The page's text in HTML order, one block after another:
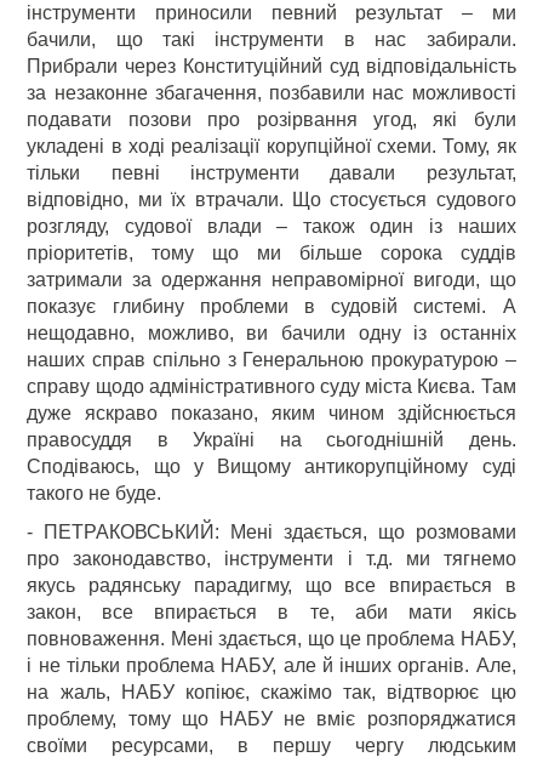
інструменти приносили певний результат – ми
бачили, що такі інструменти в нас забирали.
Прибрали через Конституційний суд відповідальність
за незаконне збагачення, позбавили нас можливості
подавати позови про розірвання угод, які були
укладені в ході реалізації корупційної схеми. Тому, як
тільки певні інструменти давали результат,
відповідно, ми їх втрачали. Що стосується судового
розгляду, судової влади – також один із наших
пріоритетів, тому що ми більше сорока суддів
затримали за одержання неправомірної вигоди, що
показує глибину проблеми в судовій системі. А
нещодавно, можливо, ви бачили одну із останніх
наших справ спільно з Генеральною прокуратурою –
справу щодо адміністративного суду міста Києва. Там
дуже яскраво показано, яким чином здійснюється
правосуддя в Україні на сьогоднішній день.
Сподіваюсь, що у Вищому антикорупційному суді
такого не буде.
- ПЕТРАКОВСЬКИЙ: Мені здається, що розмовами
про законодавство, інструменти і т.д. ми тягнемо
якусь радянську парадигму, що все впирається в
закон, все впирається в те, аби мати якісь
повноваження. Мені здається, що це проблема НАБУ,
і не тільки проблема НАБУ, але й інших органів. Але,
на жаль, НАБУ копіює, скажімо так, відтворює цю
проблему, тому що НАБУ не вміє розпоряджатися
своїми ресурсами, в першу чергу людським